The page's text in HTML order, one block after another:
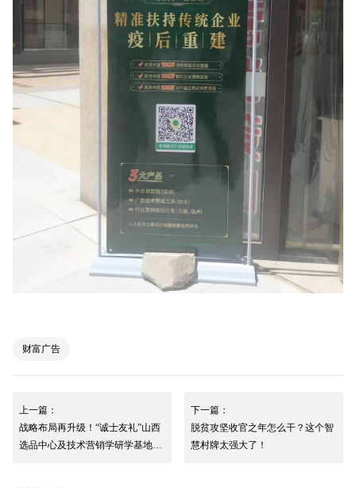
财富广告
上一篇：
战略布局再升级！“诚士友礼”山西
选品中心及技术营销学研学基地在
下一篇：
脱贫攻坚收官之年怎么干？这个智
慧村牌太强大了！